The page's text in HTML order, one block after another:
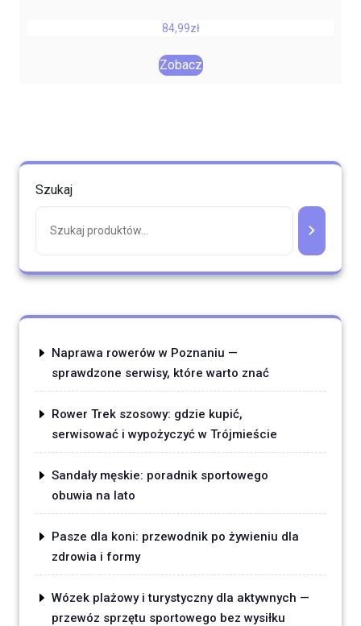
84,99zł
Zobacz
Szukaj
Naprawa rowerów w Poznaniu —
sprawdzone serwisy, które warto znać
Rower Trek szosowy: gdzie kupić,
serwisować i wypożyczyć w Trójmieście
Sandały męskie: poradnik sportowego
obuwia na lato
Pasze dla koni: przewodnik po żywieniu dla
zdrowia i formy
Wózek plażowy i turystyczny dla aktywnych —
przewóz sprzętu sportowego bez wysiłku